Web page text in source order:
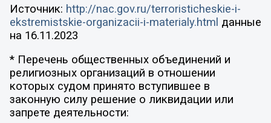
Источник: http://nac.gov.ru/terroristicheskie-i-
ekstremistskie-organizacii-i-materialy.html данные
на 16.11.2023
* Перечень общественных объединений и
религиозных организаций в отношении
которых судом принято вступившее в
законную силу решение о ликвидации или
запрете деятельности: